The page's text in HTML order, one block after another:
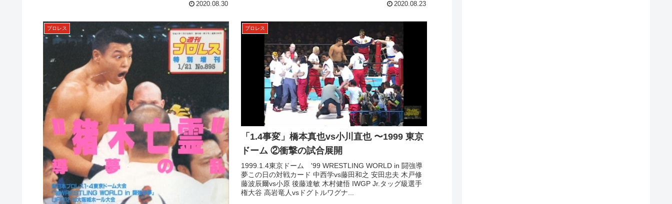
2020.08.30 2020.08.23
プロレス プロレス
「1.4事変」橋本真也vs小川直也 〜1999 東京
ドーム ②衝撃の試合展開
1999.1.4東京ドーム '99 WRESTLING WORLD in 闘強導
夢この日の対戦カード 中西学vs藤田和之 安田忠夫 木戸修
藤波辰爾vs小原 後藤達敏 木村健悟 IWGP Jr.タッグ級選手
権大谷 高岩竜人vsドグトルワグナ...